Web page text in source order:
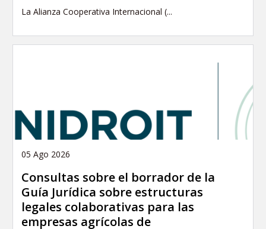
La Alianza Cooperativa Internacional (...
05 Ago 2026
Consultas sobre el borrador de la
Guía Jurídica sobre estructuras
legales colaborativas para las
empresas agrícolas de